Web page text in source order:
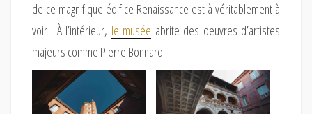
de ce magnifique édifice Renaissance est à véritablement à
voir ! À l’intérieur, le musée abrite des oeuvres d’artistes
majeurs comme Pierre Bonnard.